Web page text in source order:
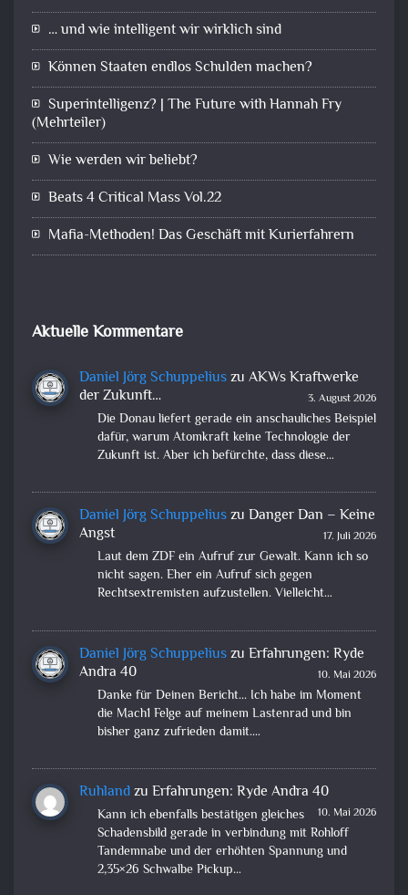
… und wie intelligent wir wirklich sind
Können Staaten endlos Schulden machen?
Superintelligenz? | The Future with Hannah Fry
(Mehrteiler)
Wie werden wir beliebt?
Beats 4 Critical Mass Vol.22
Mafia-Methoden! Das Geschäft mit Kurierfahrern
Aktuelle Kommentare
Daniel Jörg Schuppeliuszu AKWs Kraftwerke
der Zukunft…
3. August 2026
Die Donau liefert gerade ein anschauliches Beispiel
dafür, warum Atomkraft keine Technologie der
Zukunft ist. Aber ich befürchte, dass diese…
Daniel Jörg Schuppeliuszu Danger Dan – Keine
Angst
17. Juli 2026
Laut dem ZDF ein Aufruf zur Gewalt. Kann ich so
nicht sagen. Eher ein Aufruf sich gegen
Rechtsextremisten aufzustellen. Vielleicht…
Daniel Jörg Schuppeliuszu Erfahrungen: Ryde
Andra 40
10. Mai 2026
Danke für Deinen Bericht... Ich habe im Moment
die Mach1 Felge auf meinem Lastenrad und bin
bisher ganz zufrieden damit.…
Ruhlandzu Erfahrungen: Ryde Andra 40
10. Mai 2026
Kann ich ebenfalls bestätigen gleiches
Schadensbild gerade in verbindung mit Rohloff
Tandemnabe und der erhöhten Spannung und
2,35×26 Schwalbe Pickup…